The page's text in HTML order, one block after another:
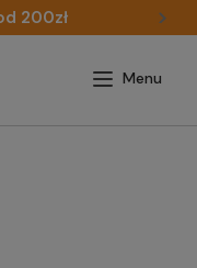
200zł